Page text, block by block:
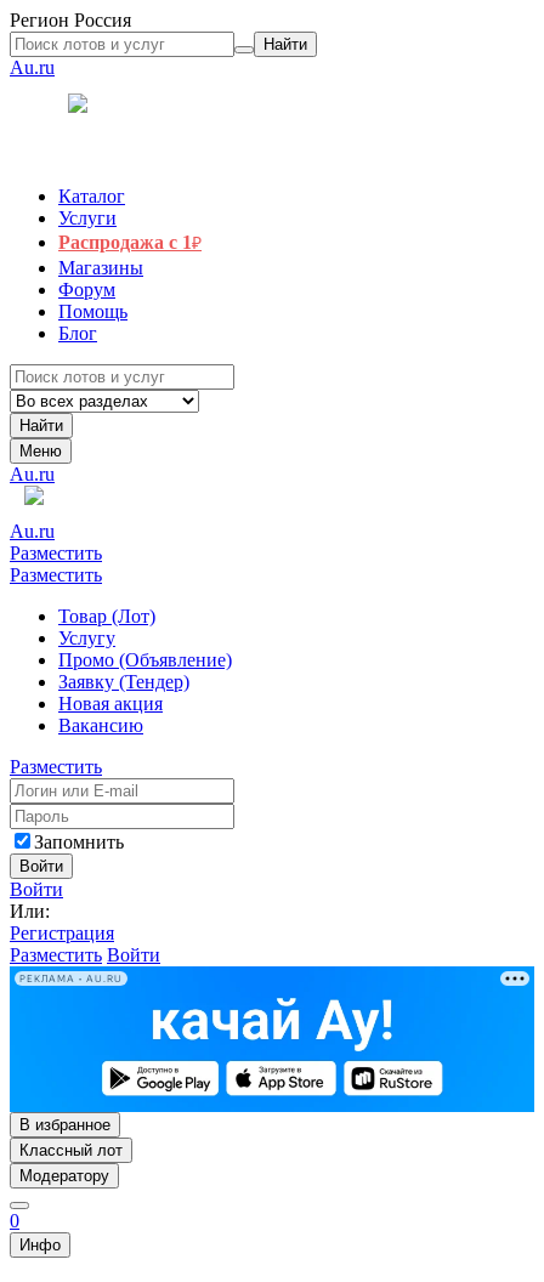
Регион Россия
Найти
Au.ru
Каталог
Услуги
Распродажа с 1₽
Магазины
Форум
Помощь
Блог
Найти
Меню
Au.ru
Au.ru
Разместить
Разместить
Товар (Лот)
Услугу
Промо (Объявление)
Заявку (Тендер)
Новая акция
Вакансию
Разместить
Запомнить
Войти
Войти
Или:
Регистрация
Разместить Войти
РЕКЛАМА • AU.RU
В избранное
Классный лот
Модератору
0
Инфо